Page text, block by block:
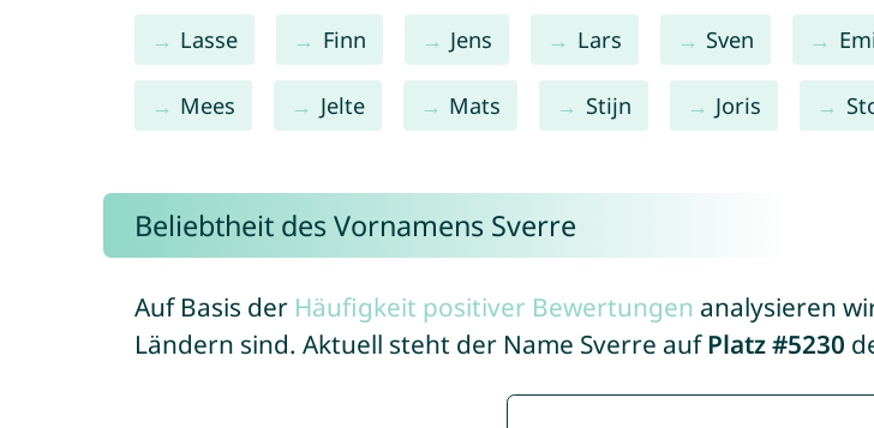
Lasse Finn Jens Lars Sven
Mees Jelte Mats Stijn Joris
Beliebtheit des Vornamens Sverre
Auf Basis der Häufigkeit positiver Bewertungen analysieren
Ländern sind. Aktuell steht der Name Sverre auf Platz #5230